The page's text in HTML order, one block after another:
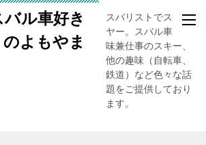
ル車好き
よもやま
スバリストでスキー
ヤー。スバル車、趣
味兼仕事のスキー、
他の趣味（自転車、
鉄道）など色々な話
題をご提供しており
ます。